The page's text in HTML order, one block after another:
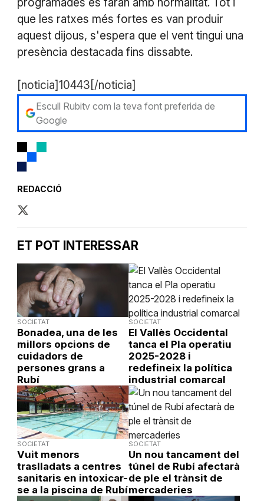
que les ratxes més fortes es van produir
aquest dijous, s'espera que el vent tingui una
presència destacada fins dissabte.
[noticia]10443[/noticia]
Escull Rubitv com la teva font preferida de
Google
REDACCIÓ
ET POT INTERESSAR
SOCIETAT
Bonadea, una de les
millors opcions de
cuidadors de
persones grans a
Rubí
SOCIETAT
El Vallès Occidental
tanca el Pla operatiu
2025-2028 i
redefineix la política
industrial comarcal
SOCIETAT
Vuit menors
traslladats a centres
sanitaris en intoxicar-
se a la piscina de Rubí
SOCIETAT
Un nou tancament del
túnel de Rubí afectarà
de ple el trànsit de
mercaderies